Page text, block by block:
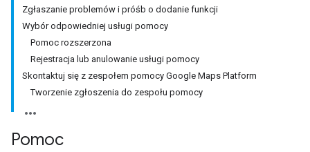
Zgłaszanie problemów i próśb o dodanie funkcji
Wybór odpowiedniej usługi pomocy
Pomoc rozszerzona
Rejestracja lub anulowanie usługi pomocy
Skontaktuj się z zespołem pomocy Google Maps Platform
Tworzenie zgłoszenia do zespołu pomocy
Pomoc